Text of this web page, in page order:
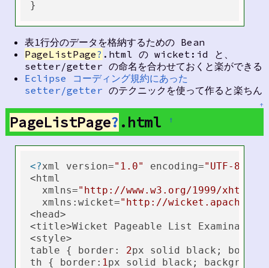
表1行分のデータを格納するための Bean
PageListPage? .html の wicket:id と、
setter/getter の命名を合わせておくと楽ができる
Eclipse コーディング規約にあった
setter/getter のテクニックを使って作ると楽ちん
↑
PageListPage? .html †
<?xml version="1.0" encoding="UTF-8"
<html
  xmlns=
"http://www.w3.org/1999/xhtml"
  xmlns:wicket=
"http://
<head>
<title>Wicket Pageable List
<style>
table { border: 2px solid black;
th { border: 1px solid black;